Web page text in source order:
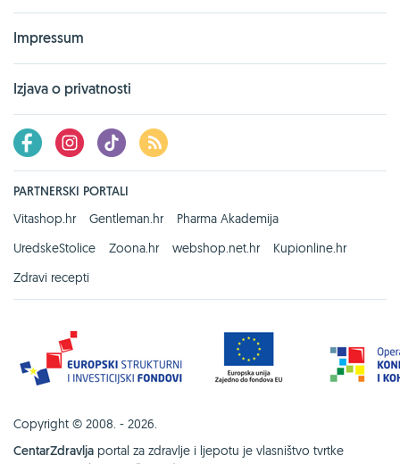
Impressum
Izjava o privatnosti
PARTNERSKI PORTALI
Vitashop.hr
Gentleman.hr
Pharma Akademija
UredskeStolice
Zoona.hr webshop.net.hr
Kupionline.hr
Zdravi recepti
Copyright © 2008. - 2026.
CentarZdravlja portal za zdravlje i ljepotu je vlasništvo tvrtke